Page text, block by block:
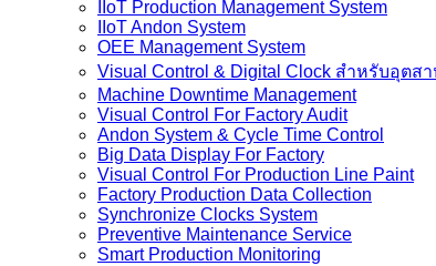
IIoT Production Management System
IIoT Andon System
OEE Management System
Visual Control & Digital Clock สำหรับอุตส
Machine Downtime Management
Visual Control For Factory Audit
Andon System & Cycle Time Control
Big Data Display For Factory
Visual Control For Production Line Paint
Factory Production Data Collection
Synchronize Clocks System
Preventive Maintenance Service
Smart Production Monitoring